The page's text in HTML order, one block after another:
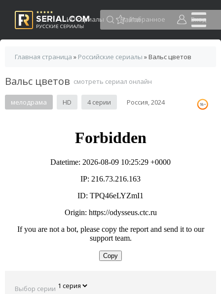
HD сериалы Избранное Вход
Главная страница » Российские сериалы » Вальс цветов
Вальс цветов смотреть сериал онлайн
мелодрама HD 4 серии Россия, 2024
Выбор серии